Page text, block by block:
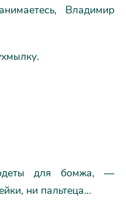
Владимир
для бомжа, —
ни пальтеца…